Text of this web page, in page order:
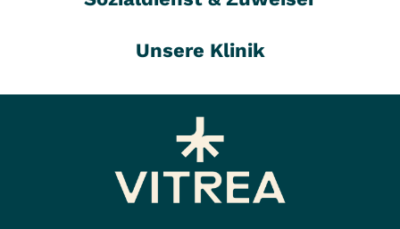
Unsere Klinik